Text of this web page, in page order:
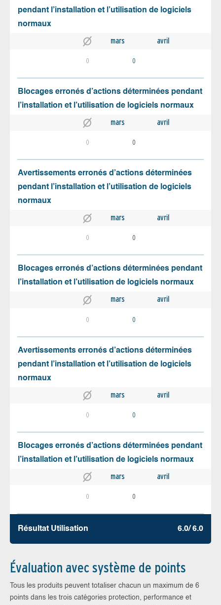
pendant l’installation et l’utilisation de logiciels
normaux
mars avril
0 0
Blocages erronés d’actions déterminées pendant
l’installation et l’utilisation de logiciels normaux
mars avril
0 0
Avertissements erronés d’actions déterminées
pendant l’installation et l’utilisation de logiciels
normaux
mars avril
0 0
Blocages erronés d’actions déterminées pendant
l’installation et l’utilisation de logiciels normaux
mars avril
0 0
Avertissements erronés d’actions déterminées
pendant l’installation et l’utilisation de logiciels
normaux
mars avril
0 0
Blocages erronés d’actions déterminées pendant
l’installation et l’utilisation de logiciels normaux
mars avril
0 0
Résultat Utilisation 6.0/ 6.0
Évaluation avec système de points
Tous les produits peuvent totaliser chacun un maximum de 6
points dans les trois catégories protection, performance et